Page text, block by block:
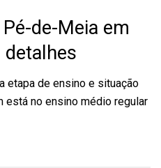
de-Meia em
detalhes
etapa de ensino e situação
está no ensino médio regular